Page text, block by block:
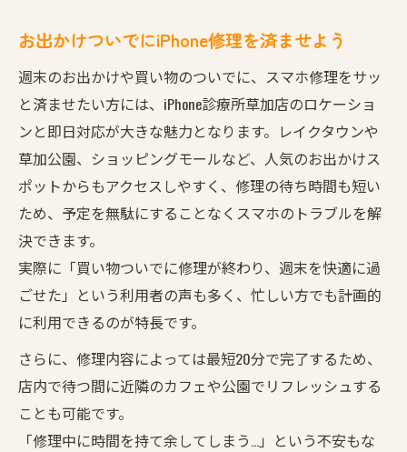
お出かけついでにiPhone修理を済ませよう
週末のお出かけや買い物のついでに、スマホ修理をサッ
と済ませたい方には、iPhone診療所草加店のロケーショ
ンと即日対応が大きな魅力となります。レイクタウンや
草加公園、ショッピングモールなど、人気のお出かけス
ポットからもアクセスしやすく、修理の待ち時間も短い
ため、予定を無駄にすることなくスマホのトラブルを解
決できます。
実際に「買い物ついでに修理が終わり、週末を快適に過
ごせた」という利用者の声も多く、忙しい方でも計画的
に利用できるのが特長です。
さらに、修理内容によっては最短20分で完了するため、
店内で待つ間に近隣のカフェや公園でリフレッシュする
ことも可能です。
「修理中に時間を持て余してしまう…」という不安もな